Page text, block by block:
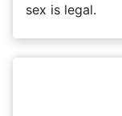
sex is legal.